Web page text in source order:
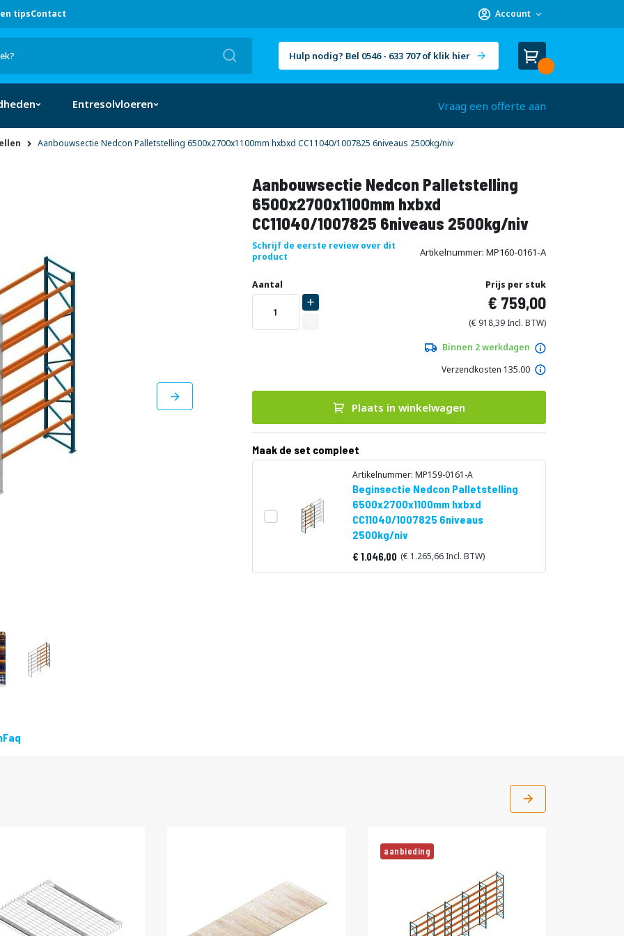
tipsContact Account
Hulp nodig? Bel 0546 - 633 707 of klik hier
Winkelwagen
Cart
Entresolvloeren Vraag een offerte aan
Aanbouwsectie Nedcon Palletstelling 6500x2700x1100mm hxbxd CC11040/1007825 6niveaus 2500kg/niv
Aanbouwsectie Nedcon Palletstelling
6500x2700x1100mm hxbxd
CC11040/1007825 6niveaus 2500kg/niv
Schrijf de eerste review over dit
product
Artikelnummer MP160-0161-A
Uw
aanpassing
DIRECT
LEVERBAAR
Aantal Prijs per stuk
759,00
918,39
Binnen 2 werkdagen
Verzendkosten 135.00
Plaats in winkelwagen
Maak de set compleet
Artikelnummer: MP159-0161-A
Beginsectie Nedcon Palletstelling
6500x2700x1100mm hxbxd
CC11040/1007825 6niveaus
2500kg/niv
Vanaf
1.046,00 1.265,66
Faq
aanbieding